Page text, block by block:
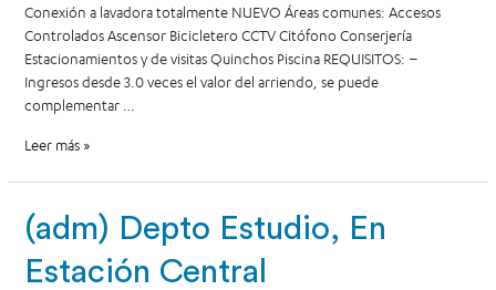
Conexión a lavadora totalmente NUEVO Áreas comunes: Accesos
Controlados Ascensor Bicicletero CCTV Citófono Conserjería
Estacionamientos y de visitas Quinchos Piscina REQUISITOS: –
Ingresos desde 3.0 veces el valor del arriendo, se puede
complementar …
Leer más »
(adm) Depto Estudio, En
Estación Central